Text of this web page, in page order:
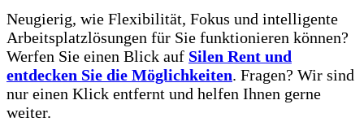
Neugierig, wie Flexibilität, Fokus und intelligente
Arbeitsplatzlösungen für Sie funktionieren können?
Werfen Sie einen Blick auf Silen Rent und
entdecken Sie die Möglichkeiten. Fragen? Wir sind
nur einen Klick entfernt und helfen Ihnen gerne
weiter.